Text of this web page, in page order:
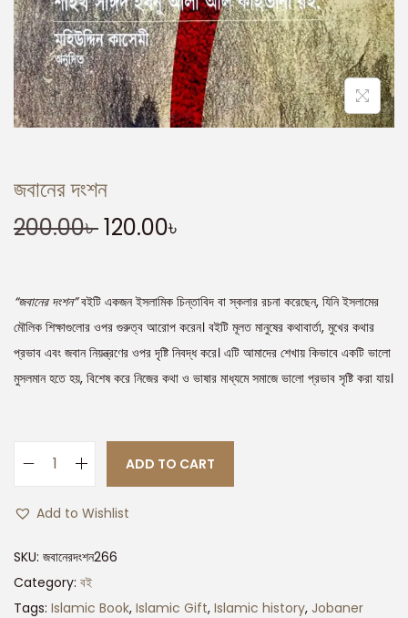
জবানের দংশন
200.00৳120.00৳
“জবানের দংশন”বইটি একজন ইসলামিক চিন্তাবিদ বা স্কলার রচনা করেছেন, যিনি ইসলামের
মৌলিক শিক্ষাগুলোর ওপর গুরুত্ব আরোপ করেন। বইটি মূলত মানুষের কথাবার্তা, মুখের কথার
প্রভাব এবং জবান নিয়ন্ত্রণের ওপর দৃষ্টি নিবদ্ধ করে। এটি আমাদের শেখায় কিভাবে একটি ভালো
মুসলমান হতে হয়, বিশেষ করে নিজের কথা ও ভাষার মাধ্যমে সমাজে ভালো প্রভাব সৃষ্টি করা যায়।
ADD TO CART
Add to Wishlist
SKU: জবানেরদংশন266
Category: বই
Tags: Islamic Book, Islamic Gift, Islamic history, Jobaner